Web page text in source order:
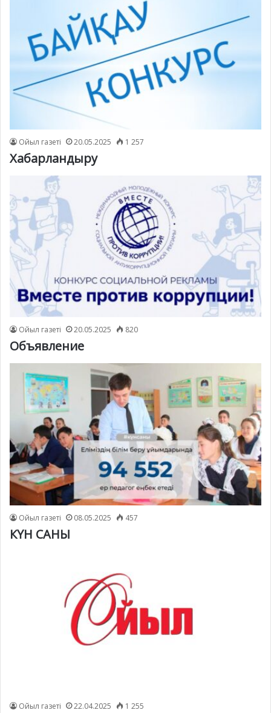
Ойыл газеті 20.05.2025 1 257
Хабарландыру
Ойыл газеті 20.05.2025 820
Объявление
Ойыл газеті 08.05.2025 457
КҮН САНЫ
Ойыл газеті 22.04.2025 1 255